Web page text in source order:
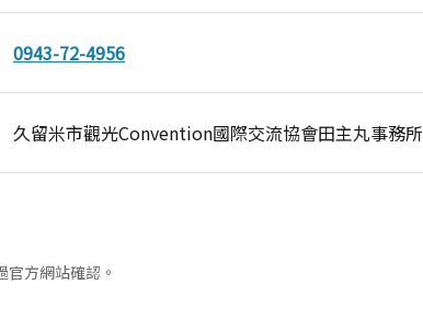
0943-72-4956
久留米市觀光Convention國際交流協會田主丸事務所
方網站確認。